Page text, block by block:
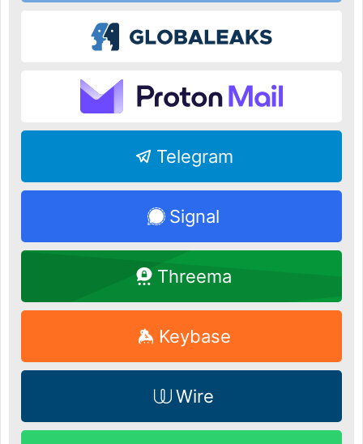
Telegram
Signal
Threema
Keybase
Wire